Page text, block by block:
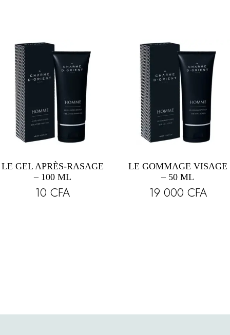
LE GEL APRÈS-RASAGE
– 100 ML
10 CFA
LE GOMMAGE VISAGE
– 50 ML
19 000 CFA